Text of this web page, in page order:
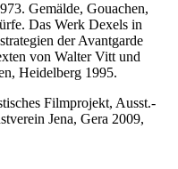
Gemälde, Gouachen,
Das Werk Dexels in
der Avantgarde
von Walter Vitt und
Heidelberg 1995.
Filmprojekt, Ausst.-
Jena, Gera 2009,